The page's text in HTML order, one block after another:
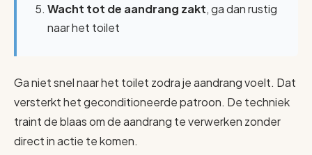
Wacht tot de aandrang zakt, ga dan rustig
naar het toilet
Ga niet snel naar het toilet zodra je aandrang voelt. Dat
versterkt het geconditioneerde patroon. De techniek
traint de blaas om de aandrang te verwerken zonder
direct in actie te komen.